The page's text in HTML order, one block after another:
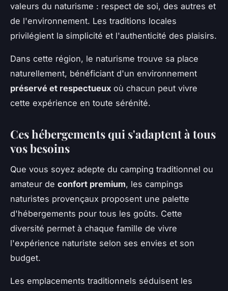
valeurs du naturisme : respect de soi, des autres et
de l'environnement. Les traditions locales
privilégient la simplicité et l'authenticité des plaisirs.
Dans cette région, le naturisme trouve sa place
naturellement, bénéficiant d'un environnement
préservé et respectueux où chacun peut vivre
cette expérience en toute sérénité.
Ces hébergements qui s'adaptent à tous
vos besoins
Que vous soyez adepte du camping traditionnel ou
amateur de confort premium, les campings
naturistes provençaux proposent une palette
d'hébergements pour tous les goûts. Cette
diversité permet à chaque famille de vivre
l'expérience naturiste selon ses envies et son
budget.
Les emplacements traditionnels séduisent les